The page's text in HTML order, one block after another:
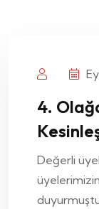
4.
Değerli
üyelerimizin